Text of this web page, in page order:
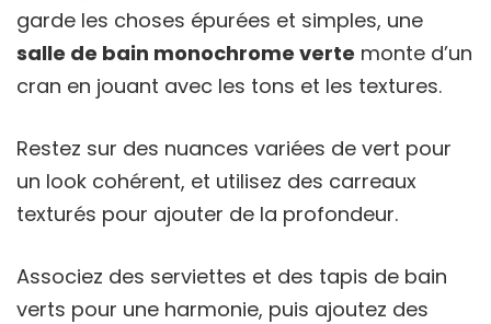
garde les choses épurées et simples, une
salle de bain monochrome verte monte d’un
cran en jouant avec les tons et les textures.
Restez sur des nuances variées de vert pour
un look cohérent, et utilisez des carreaux
texturés pour ajouter de la profondeur.
Associez des serviettes et des tapis de bain
verts pour une harmonie, puis ajoutez des